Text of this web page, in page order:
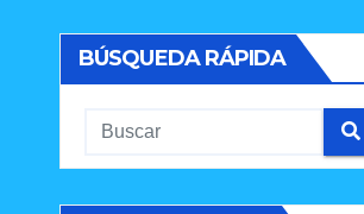
BÚSQUEDA RÁPIDA